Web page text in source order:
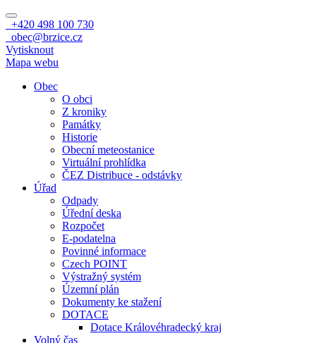
+420 498 100 730
obec@brzice.cz
Vytisknout
Mapa webu
Obec
O obci
Z kroniky
Památky
Historie
Obecní meteostanice
Virtuální prohlídka
ČEZ Distribuce - odstávky
Úřad
Odpady
Úřední deska
Rozpočet
E-podatelna
Povinné informace
Czech POINT
Výstražný systém
Územní plán
Dokumenty ke stažení
DOTACE
Dotace Královéhradecký kraj
Volný čas